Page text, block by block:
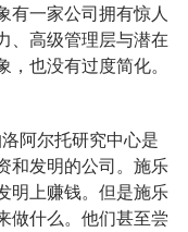
有一家公司拥有惊人
、高级管理层与潜在
也没有过度简化。
阿尔托研究中心是
和发明的公司。施乐
明上赚钱。但是施乐
做什么。他们甚至尝